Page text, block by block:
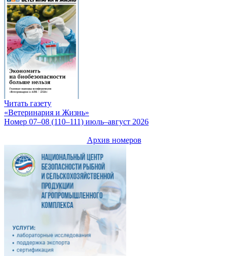
Читать газету
«Ветеринария и Жизнь»
Номер 07–08 (110–111) июль–август 2026
Архив номеров